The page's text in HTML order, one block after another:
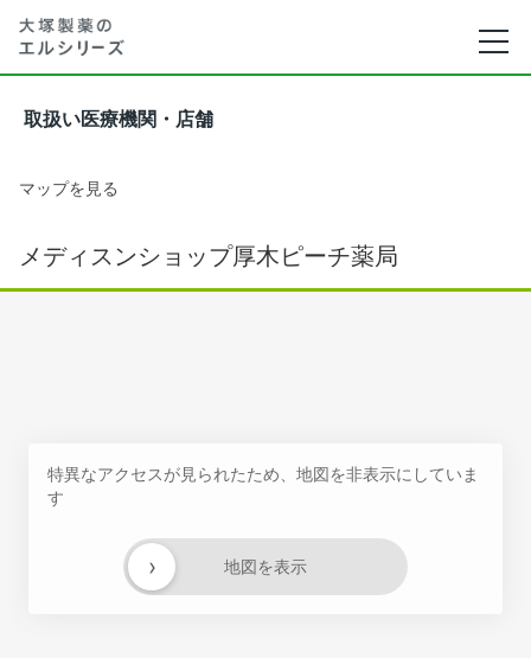
取扱い医療機関・店舗
マップを見る
メディスンショップ厚木ピーチ薬局
特異なアクセスが見られたため、地図を非表示にしていま
す
地図を表示
›